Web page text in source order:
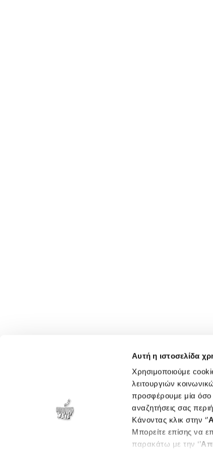
Αυτή η ιστοσελίδα
Χρησιμοποιούμε
λειτουργιών
προσφέρουμε μία όσο
αναζητήσεις σας
Κάνοντας κλικ στην ‘’
Μπορείτε επίσης να
παρακάτω με την ‘’